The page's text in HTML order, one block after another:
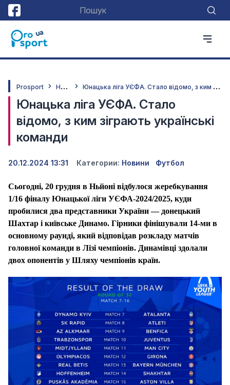
Prosport Н
овини Ю
нацька ліга УЄФА. Стало відомо, з ким зіграють українські команди
Юнацька ліга УЄФА. Стало
відомо, з ким зіграють українські
команди
20.12.2024 13:31 Категории: Новини Футбол
Сьогодні, 20 грудня в Ньйоні відбулося жеребкування
1/16 фіналу Юнацької ліги УЄФА-2024/2025, куди
пробилися два представники України — донецький
Шахтар і київське Динамо. Гірники фінішували 14-ми в
основному раунді, який відповідав розкладу матчів
головної команди в Лізі чемпіонів. Динамівці здолали
двох опонентів у Шляху чемпіонів країн.